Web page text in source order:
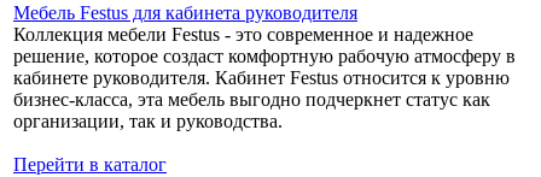
Мебель Festus для кабинета руководителя
Коллекция мебели Festus - это современное и надежное
решение, которое создаст комфортную рабочую атмосферу в
кабинете руководителя. Кабинет Festus относится к уровню
бизнес-класса, эта мебель выгодно подчеркнет статус как
организации, так и руководства.
Перейти в каталог